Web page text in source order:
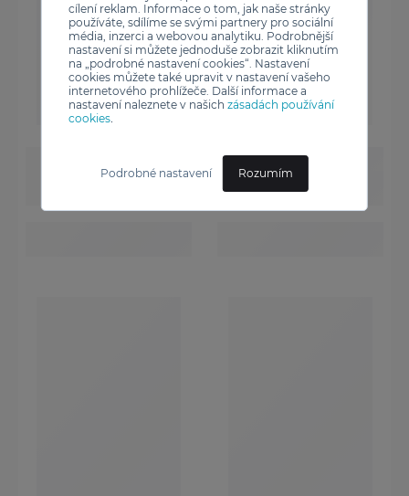
cílení reklam. Informace o tom, jak naše stránky
používáte, sdílíme se svými partnery pro sociální
média, inzerci a webovou analytiku. Podrobnější
nastavení si můžete jednoduše zobrazit kliknutím
na „podrobné nastavení cookies“. Nastavení
cookies můžete také upravit v nastavení vašeho
internetového prohlížeče. Další informace a
nastavení naleznete v našich zásadách používání
cookies.
Podrobné nastavení Rozumím